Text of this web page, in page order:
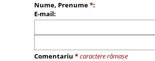
Nume, Prenume*:
E-mail:
Comentariu *caractere rămase